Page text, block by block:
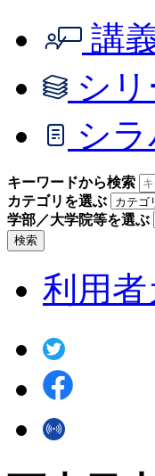
講
シ
シ
キーワードから検索
カテゴリを選ぶ
学部／大学院等を選ぶ
検索
利用